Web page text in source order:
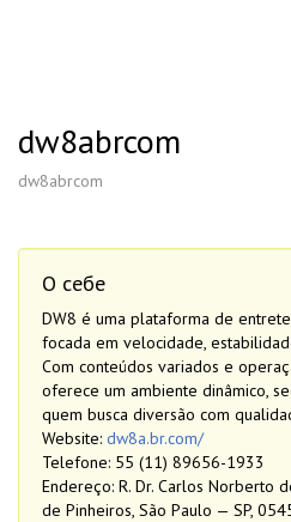
dw8abrcom
dw8abrcom
О себе
DW8 é uma plataforma de
focada em velocidade,
Com conteúdos variados e
oferece um ambiente dinâmico,
quem busca diversão com
Website: dw8a.br.com/
Telefone: 55 (11) 89656-1933
Endereço: R. Dr. Carlos Norberto
de Pinheiros, São Paulo — SP,